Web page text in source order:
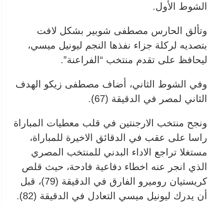
الشوط الأول.
وتألق الحارس مصطفى شوبير بشكل لافت
بتصديه لركلة جزاء نفذها النجم ليونيل ميسي،
ليحافظ على تقدم منتخب “الفراعنة”.
وفي الشوط الثاني، أضاف مصطفى زيكو الهدف
الثاني لمصر في الدقيقة (67).
ونجح منتخب الارجنتين في قلب معطيات المباراة
راسا على عقب في الدقائق الاخيرة للمباراة،
مستغلا تراجع الاداء البدني للمنتخب المصري
الذي انجر عنه اخطاء دفاعية فادحة، حيث قلص
كريستيان روميرو الفارق في الدقيقة (79)، قبل
أن يدرك ليونيل ميسي التعادل في الدقيقة (82).